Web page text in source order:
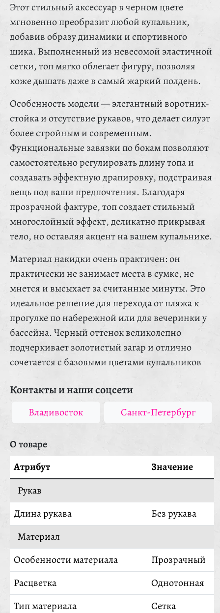
Этот стильный аксессуар в черном цвете
мгновенно преобразит любой купальник,
добавив образу динамики и спортивного
шика. Выполненный из невесомой эластичной
сетки, топ мягко облегает фигуру, позволяя
коже дышать даже в самый жаркий полдень.
Особенность модели — элегантный воротник-
стойка и отсутствие рукавов, что делает силуэт
более стройным и современным.
Функциональные завязки по бокам позволяют
самостоятельно регулировать длину топа и
создавать эффектную драпировку, подстраивая
вещь под ваши предпочтения. Благодаря
прозрачной фактуре, топ создает стильный
многослойный эффект, деликатно прикрывая
тело, но оставляя акцент на вашем купальнике.
Материал накидки очень практичен: он
практически не занимает места в сумке, не
мнется и высыхает за считанные минуты. Это
идеальное решение для перехода от пляжа к
прогулке по набережной или для вечеринки у
бассейна. Черный оттенок великолепно
подчеркивает золотистый загар и отлично
сочетается с базовыми цветами купальников
Контакты и наши соцсети
Владивосток Санкт-Петербург
О товаре
Атрибут
Значение
Рукав
Длина рукава
Без рукава
Материал
Особенности материала
Прозрачный
Расцветка
Однотонная
Тип материала
Сетка